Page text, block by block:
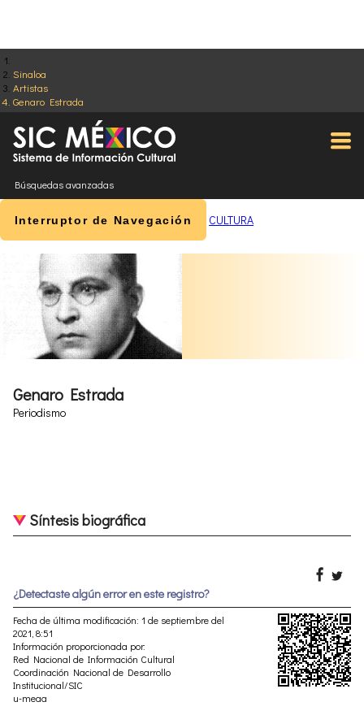
Sinaloa
Artistas
Genaro Estrada
Búsquedas avanzadas
Interruptor de Navegación CULTURA
Genaro Estrada
Periodismo
Síntesis biográfica
¿Detectaste algún error en este registro?
Fecha de última modificación: 1 de septiembre del
2021, 8:51
Información proporcionada por:
Red Nacional de Información Cultural
Coordinación Nacional de Desarrollo
Institucional/SIC
u-meaa